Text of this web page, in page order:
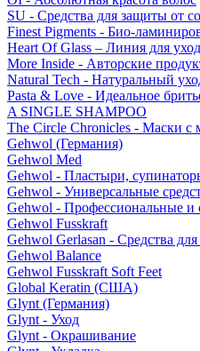
SU - Средства для защиты от
Finest Pigments - Био-
Heart Of Glass – Линия для
More Inside - Авторские
Natural Tech - Натуральный
Pasta & Love - Идеальное
A SINGLE SHAMPOO
The Circle Chronicles - Маски
Gehwol (Германия)
Gehwol Med
Gehwol - Пластыри,
Gehwol - Универсальные
Gehwol - Профессиональные и
Gehwol Fusskraft
Gehwol Gerlasan - Средства для
Gehwol Balance
Gehwol Fusskraft Soft Feet
Global Keratin (США)
Glynt (Германия)
Glynt - Уход
Glynt - Окрашивание